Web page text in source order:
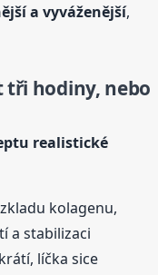
a vyváženější,
tři hodiny, nebo
realistické
kolagenu,
a stabilizaci
líčka sice